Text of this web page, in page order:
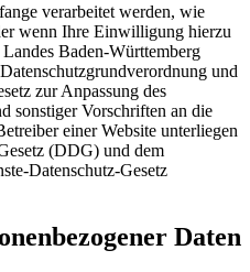
verarbeitet werden, wie
wenn Ihre Einwilligung hierzu
Baden-Württemberg
und
zur Anpassung des
sonstiger Vorschriften an die
einer Website unterliegen
(DDG) und dem
Datenschutz-Gesetz
Daten